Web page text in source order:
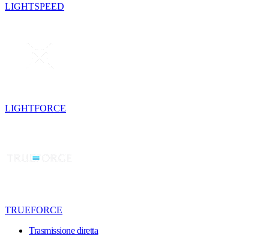
LIGHTSPEED
LIGHTFORCE
TRUEFORCE
Trasmissione diretta